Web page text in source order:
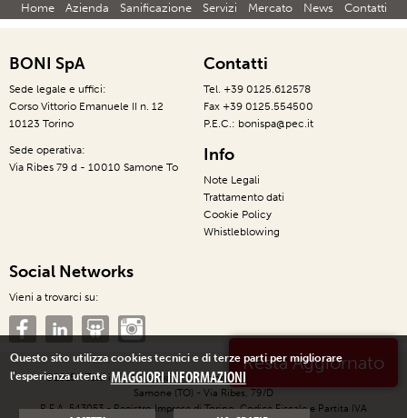
Home Azienda Sanificazione Servizi Mercato News Contatti
BONI SpA
Sede legale e uffici:
Corso Vittorio Emanuele II n. 12
10123 Torino
Sede operativa:
Via Ribes 79 d - 10010 Samone To
Contatti
Tel. +39 0125.612578
Fax +39 0125.554500
P.E.C.: bonispa@pec.it
Info
Note Legali
Trattamento dati
Cookie Policy
Whistleblowing
Social Networks
Vieni a trovarci su:
©2015 - Tutti i diritti riservati - All rights reserved - BONI SpA - 10010
Samone (TO) - Via Ribes, 79/D
R.E.A. 543053 - Registro Imprese di Torino, Codice Fiscale e Partita IVA
Questo sito utilizza cookies tecnici e di terze parti per migliorare
l'esperienza utente MAGGIORI INFORMAZIONI